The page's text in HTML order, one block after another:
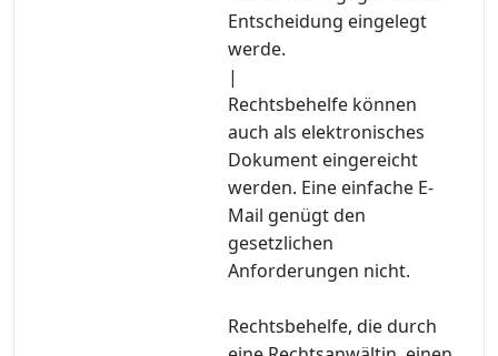
Entscheidung eingelegt
werde.
|
Rechtsbehelfe können
auch als elektronisches
Dokument eingereicht
werden. Eine einfache E-
Mail genügt den
gesetzlichen
Anforderungen nicht.
Rechtsbehelfe, die durch